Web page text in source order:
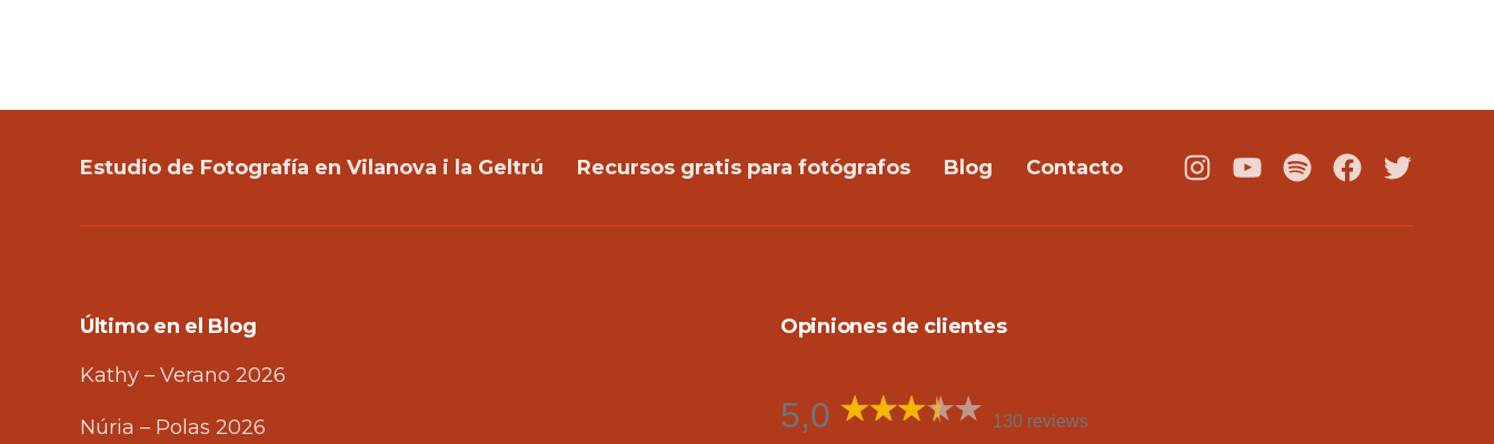
Estudio de Fotografía en Vilanova i la Geltrú Recursos gratis para fotógrafos Blog Contacto
Instagram
YoutubePodcastFacebook
Twitter
Último en el Blog
Kathy – Verano 2026
Núria – Polas 2026
Opiniones de clientes
5,0 130 reviews